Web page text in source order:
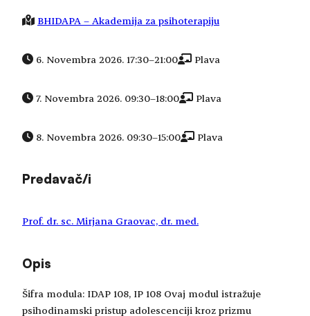
BHIDAPA – Akademija za psihoterapiju
6. Novembra 2026. 17:30–21:00 Plava
7. Novembra 2026. 09:30–18:00 Plava
8. Novembra 2026. 09:30–15:00 Plava
Predavač/i
Prof. dr. sc. Mirjana Graovac, dr. med.
Opis
Šifra modula: IDAP 108, IP 108 Ovaj modul istražuje
psihodinamski pristup adolescenciji kroz prizmu